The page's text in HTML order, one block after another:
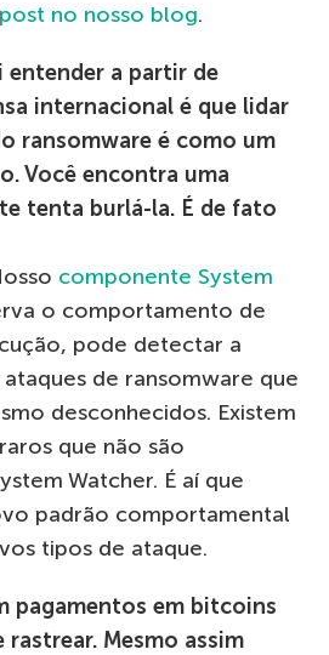
post no nosso blog.
entender a partir de
internacional é que lidar
ransomware é como um
Você encontra uma
tenta burlá-la. É de fato
componente System
o comportamento de
pode detectar a
de ransomware que
desconhecidos. Existem
que não são
Watcher. É aí que
padrão comportamental
tipos de ataque.
pagamentos em bitcoins
Mesmo assim